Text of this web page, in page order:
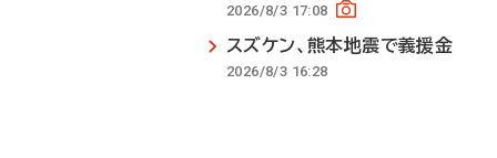
2026/8/3 17:08
スズケン、熊本地震で義援金
2026/8/3 16:28